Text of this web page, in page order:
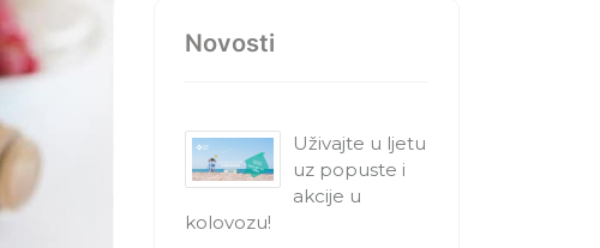
Novosti
Uživajte u ljetu
uz popuste i
akcije u
kolovozu!